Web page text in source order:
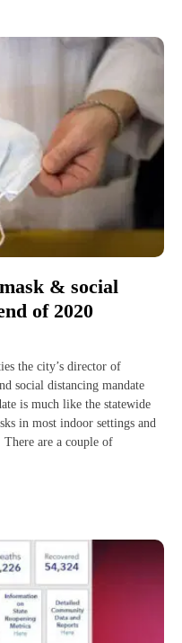
& social
of 2020
the city’s director of
social distancing mandate
is much like the statewide
in most indoor settings and
There are a couple of